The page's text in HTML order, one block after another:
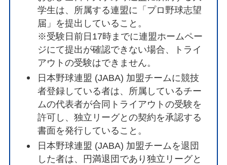
学生は、所属する連盟に「プロ野球志望
届」を提出していること。
※受験日前日17時までに連盟ホームペー
ジにて提出が確認できない場合、トライ
アウトの受験はできません。
日本野球連盟 (JABA) 加盟チームに競技
者登録している者は、所属しているチー
ムの代表者が合同トライアウトの受験を
許可し、独立リーグとの契約を承認する
書面を発行していること。
日本野球連盟 (JABA) 加盟チームを退団
した者は、円満退団であり独立リーグと